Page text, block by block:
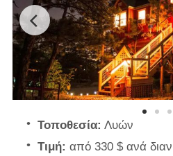
Τοποθεσία: Λυών
Τιμή: από 330 $ ανά